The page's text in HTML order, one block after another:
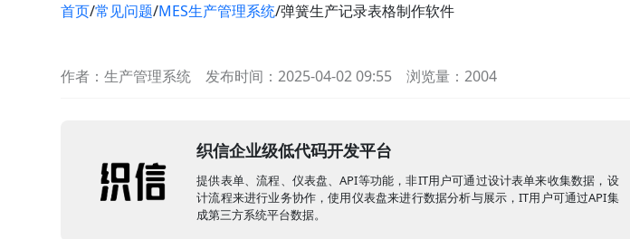
首页/常见问题/MES生产管理系统/弹簧生产记录表格制作软件
作者：生产管理系统 发布时间：2025-04-02 09:55 浏览量：2004
织信企业级低代码开发平台
提供表单、流程、仪表盘、API等功能，非IT用户可通过设计表单来收集数据，设
计流程来进行业务协作，使用仪表盘来进行数据分析与展示，IT用户可通过API集
成第三方系统平台数据。